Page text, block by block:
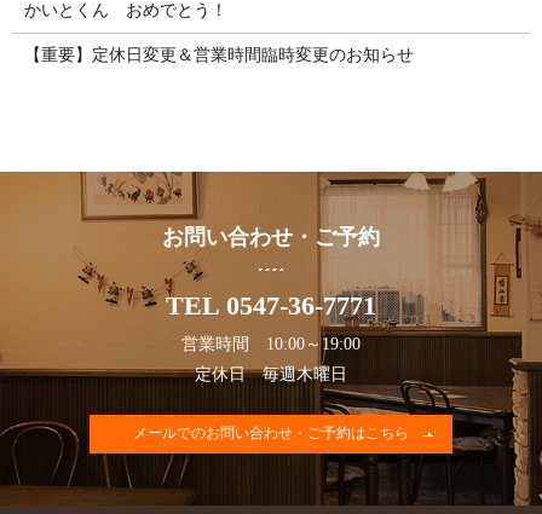
かいとくん おめでとう！
【重要】定休日変更＆営業時間臨時変更のお知らせ
お問い合わせ・ご予約
TEL 0547-36-7771
営業時間 10:00～19:00
定休日 毎週木曜日
メールでのお問い合わせ・ご予約はこちら